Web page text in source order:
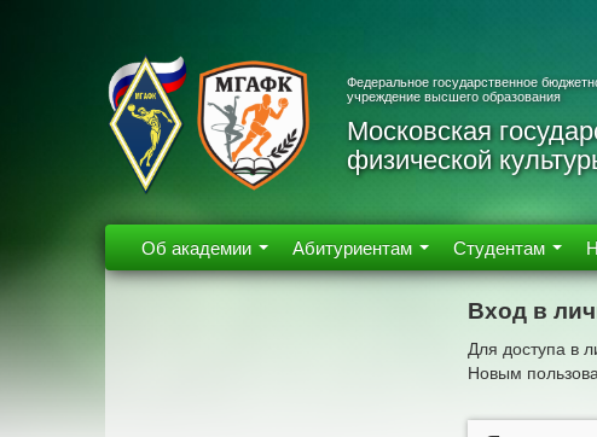
Федеральное государственное
учреждение высшего образования
Московская
физической
Об академии Абитуриентам Студентам
Вход в
Для доступа в
Новым